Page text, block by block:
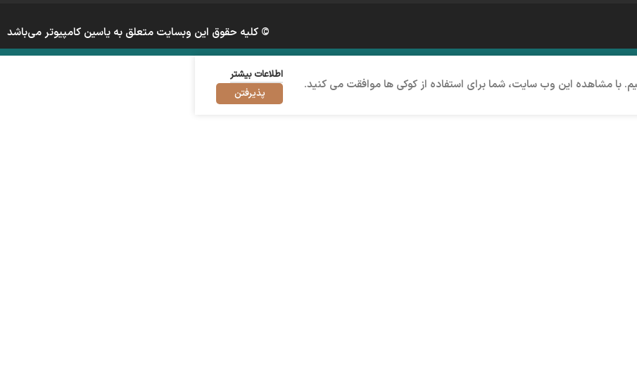
© کلیه حقوق این وبسایت متعلق به یاسین کامپیوتر می‌باشد
با مشاهده این وب سایت، شما برای استفاده از کوکی ها موافقت می کنید.
اطلاعات بیشتر
پذیرفتن